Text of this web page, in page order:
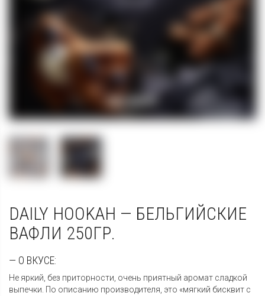
DAILY HOOKAH — БЕЛЬГИЙСКИЕ
ВАФЛИ 250ГР.
— О ВКУСЕ:
Не яркий, без приторности, очень приятный аромат сладкой
выпечки. По описанию производителя, это «мягкий бисквит с